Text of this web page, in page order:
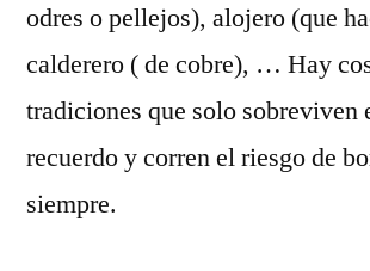
odres o pellejos), alojero (que
calderero ( de cobre), … Hay
tradiciones que solo sobreviven
recuerdo y corren el riesgo de
siempre.